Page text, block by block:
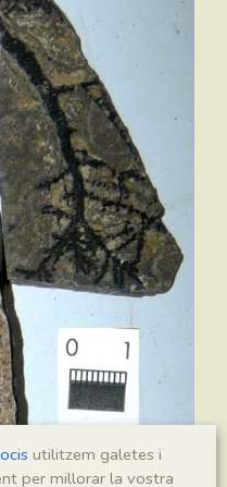
utilitzem galetes i
per millorar la vostra